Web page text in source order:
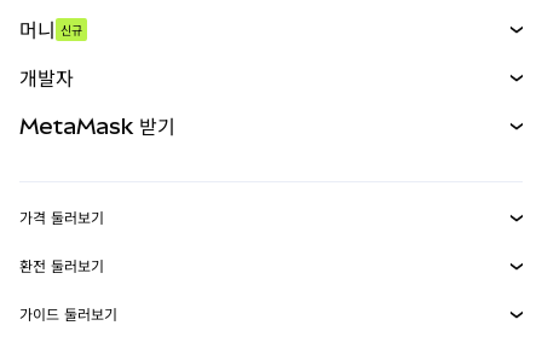
무기한 선물
실물자산
머니 신규
개발자
MetaMask Connect
Snaps
MetaMask 받기
보안
가격 둘러보기
이더리움 가격
솔라나 가격
환전 둘러보기
ETH를 USD로 환전
가이드 둘러보기